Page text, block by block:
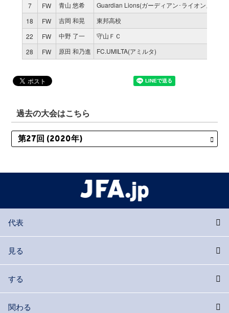
7
FW 青山 悠希
Guardian Lions(ガーディアン･ライオンズ)
18
FW 吉岡 和晃
東邦高校
22
FW 中野 了一
守山ＦＣ
28
FW 原田 和乃進 FC.UMILTA(アミルタ)
過去の大会はこちら
代表
見る
する
関わる